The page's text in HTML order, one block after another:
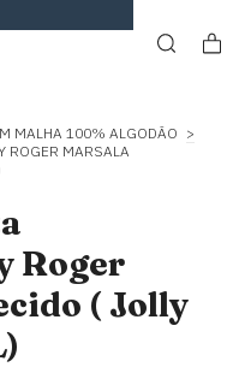
MALHA 100% ALGODÃO >
ROGER MARSALA
Roger
( Jolly